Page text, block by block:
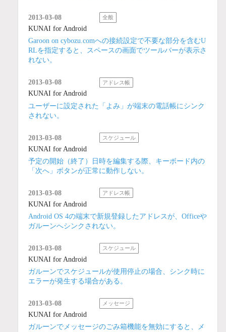
2013-03-08 全般
KUNAI for Android
Garoon on cybozu.comへの接続設定で不要な部分を含むU
RLを指定すると、スペースの画面でツールバーが表示さ
れない。
2013-03-08 アドレス帳
KUNAI for Android
ユーザーに設定された「よみ」が端末の電話帳にシンク
されない。
2013-03-08 スケジュール
KUNAI for Android
予定の開始（終了）日時を編集する際、キーボード内の
「次へ」ボタンが正常に動作しない。
2013-03-08 アドレス帳
KUNAI for Android
Android OS 4の端末で新規登録したアドレスが、Officeや
ガルーンへシンクされない。
2013-03-08 スケジュール
KUNAI for Android
ガルーンでスケジュールが使用停止の場合、シンク時に
エラーが発生する場合がある。
2013-03-08 メッセージ
KUNAI for Android
ガルーンでメッセージのごみ箱機能を無効にすると、メ